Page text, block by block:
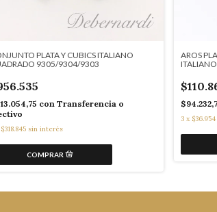
PLATA Y CUBICS ITALIANO
9305/9304/9303
con Transferencia o
$318.845 sin interés
AROS
3 x $36.954